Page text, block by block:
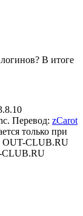
В итоге
Перевод: zCarot
только при
OUT-CLUB.RU
CLUB.RU